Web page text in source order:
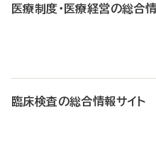
医療制度・医療経営の総合
臨床検査の総合情報サイト